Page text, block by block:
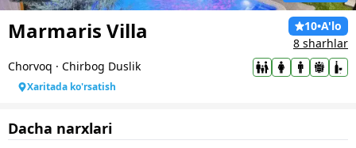
Marmaris Villa 10•A'lo
8 sharhlar
Chorvoq · Chirbog Duslik
Xaritada ko'rsatish
Dacha narxlari